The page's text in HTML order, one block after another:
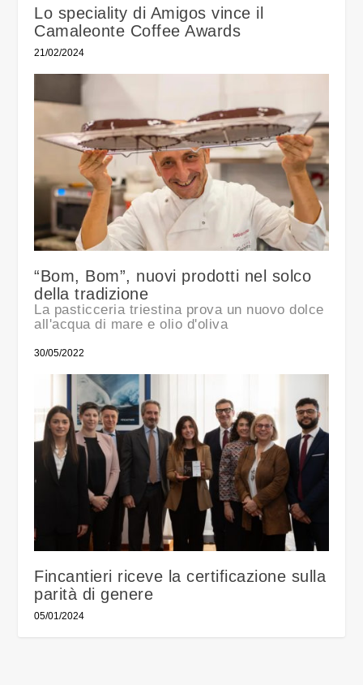
Lo speciality di Amigos vince il
Camaleonte Coffee Awards
21/02/2024
“Bom, Bom”, nuovi prodotti nel solco
della tradizione
La pasticceria triestina prova un nuovo dolce
all'acqua di mare e olio d'oliva
30/05/2022
Fincantieri riceve la certificazione sulla
parità di genere
05/01/2024